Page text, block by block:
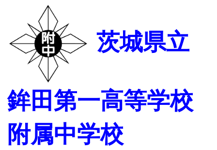
茨城県立
鉾田第一高等学校
附属中学校